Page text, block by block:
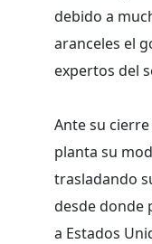
debido a
aranceles el
expertos del
Ante su
planta su
trasladando
desde donde
a Estados